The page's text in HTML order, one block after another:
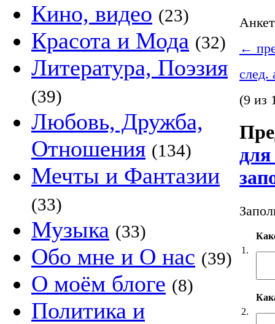
Кино, видео (23)
Красота и Мода (32)
Литература, Поэзия
(39)
Любовь, Дружба,
Отношения (134)
Мечты и Фантазии
(33)
Музыка (33)
Обо мне и О нас (39)
О моём блоге (8)
Политика и
←
след.
(9 из
для
1.
2.